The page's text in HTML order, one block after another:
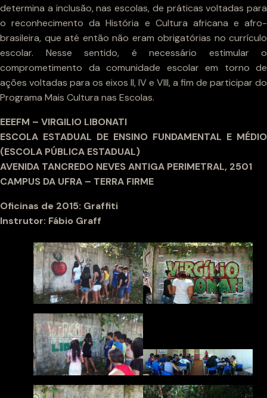
determina a inclusão, nas escolas, de práticas voltadas para
o reconhecimento da História e Cultura africana e afro-
brasileira, que até então não eram obrigatórias no currículo
escolar. Nesse sentido, é necessário estimular o
comprometimento da comunidade escolar em torno de
ações voltadas para os eixos II, IV e VIII, a fim de participar do
Programa Mais Cultura nas Escolas.
EEEFM – VIRGILIO LIBONATI
ESCOLA ESTADUAL DE ENSINO FUNDAMENTAL E MÉDIO
(ESCOLA PÚBLICA ESTADUAL)
AVENIDA TANCREDO NEVES ANTIGA PERIMETRAL, 2501
CAMPUS DA UFRA – TERRA FIRME
Oficinas de 2015: Graffiti
Instrutor: Fábio Graff